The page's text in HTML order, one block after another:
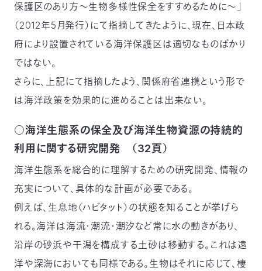
保護区のあり方～生物多様性保全をすすめるために～」
（2012年5月発行）にて指摘してきたように、現在、日本政
府により設置されている海洋保護区は適切なものばかり
ではない。
さらに、上記にて指摘したよう、関係府省連携という形で
は海洋政策を効果的に進めることは出来ない。
○海洋生態系の保全及び海洋生物資源の持続的
利用に関する研究開発 （32頁）
海洋生態系を総合的に理解するための研究開発、情報の
充実について、具体的な計画が必要である。
例えば、生息地（ハビタット）の状態を知ることが挙げら
れる。海洋は海流・潮流・潮汐など常に水の動きがあり、
沿岸の砂浜や干潟を構成する土砂は移動する。これは遠
洋や深海においても同様である。生物はそれに応じて、棲